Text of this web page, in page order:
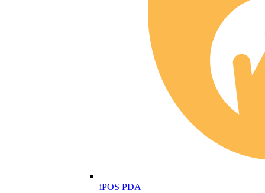
iPOS PDA